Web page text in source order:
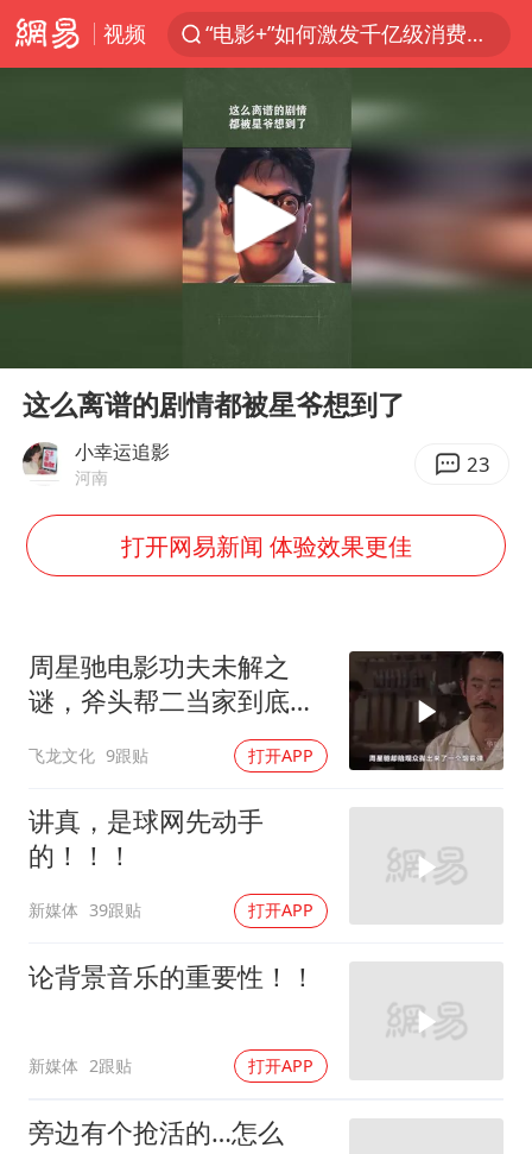
视频
“电影+”如何激发千亿级消费新活力？
台风白海豚加强
四川宜宾高县4.9级地震致1死
名创优品回应女子吐槽内裤质量差
国乒男单横滨冠军赛全军覆没
38岁演员求职万岁山NPC成功
日本试射“战斧”导弹，国防部回应
胡彦斌韩磊 谁帮谁
“今天得有40℃了吧 为啥还不预警”
夯实基础开新局
Play
这么离谱的剧情都被星爷想到了
小幸运追影
河南 23
打开网易新闻 体验效果更佳
周星驰电影功夫未解之
谜，斧头帮二当家到底是
飞龙文化 9跟贴 打开APP
讲真，是球网先动手
的！！！
新媒体 39跟贴 打开APP
论背景音乐的重要性！！
新媒体 2跟贴 打开APP
旁边有个抢活的…怎么